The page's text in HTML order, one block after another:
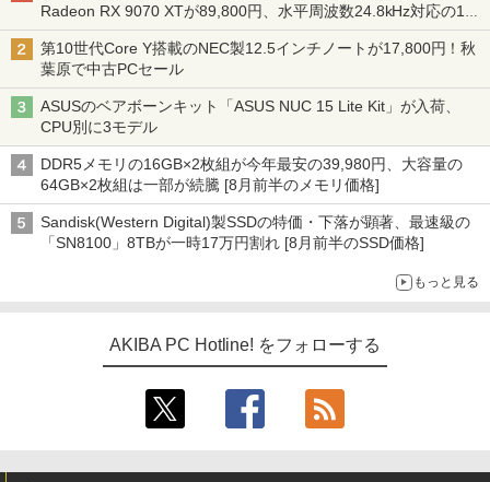
Radeon RX 9070 XTが89,800円、水平周波数24.8kHz対応の17
型モニターが9,801円、暑さ指数連動セール ほか
第10世代Core Y搭載のNEC製12.5インチノートが17,800円！秋
葉原で中古PCセール
ASUSのベアボーンキット「ASUS NUC 15 Lite Kit」が入荷、
CPU別に3モデル
DDR5メモリの16GB×2枚組が今年最安の39,980円、大容量の
64GB×2枚組は一部が続騰 [8月前半のメモリ価格]
Sandisk(Western Digital)製SSDの特価・下落が顕著、最速級の
「SN8100」8TBが一時17万円割れ [8月前半のSSD価格]
もっと見る
AKIBA PC Hotline! をフォローする